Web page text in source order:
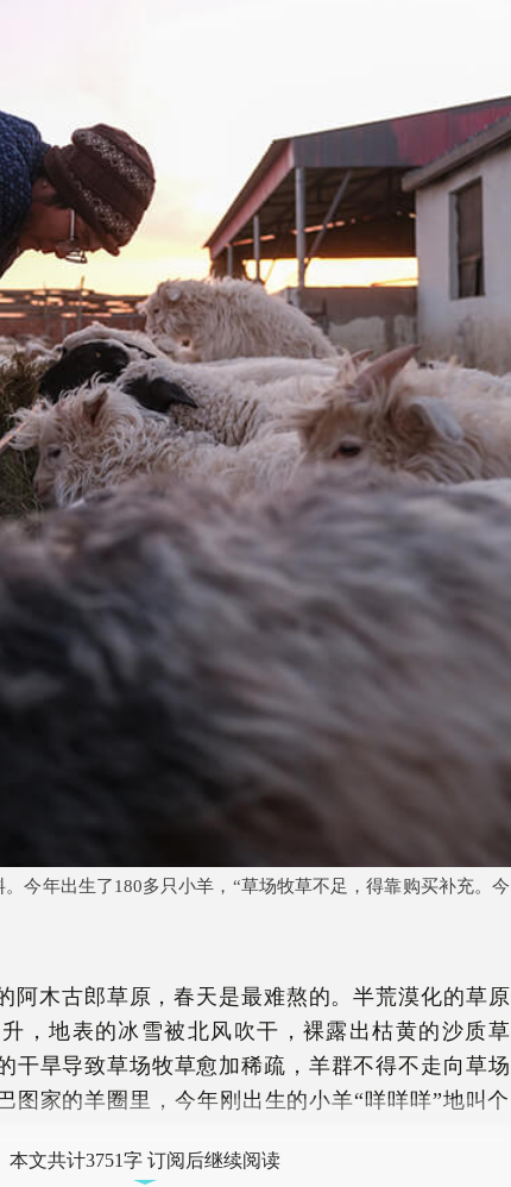
今年出生了180多只小羊，“草场牧草不足，得靠购买补充。今
阿木古郎草原，春天是最难熬的。半荒漠化的草原
，地表的冰雪被北风吹干，裸露出枯黄的沙质草
干旱导致草场牧草愈加稀疏，羊群不得不走向草场
图家的羊圈里，今年刚出生的小羊“咩咩咩”地叫个
本文共计3751字 订阅后继续阅读